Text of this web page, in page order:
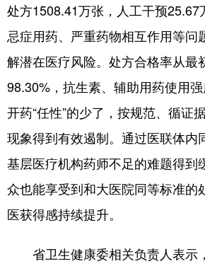
处方1508.41万张，人工干预25.67
忌症用药、严重药物相互作用等问
解潜在医疗风险。处方合格率从最
98.30%，抗生素、辅助用药使用
开药“任性”的少了，按规范、循证
现象得到有效遏制。通过医联体内
基层医疗机构药师不足的难题得到
众也能享受到和大医院同等标准的
医获得感持续提升。
省卫生健康委相关负责人表示